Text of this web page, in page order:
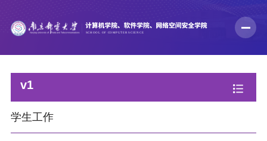
v1
学生工作